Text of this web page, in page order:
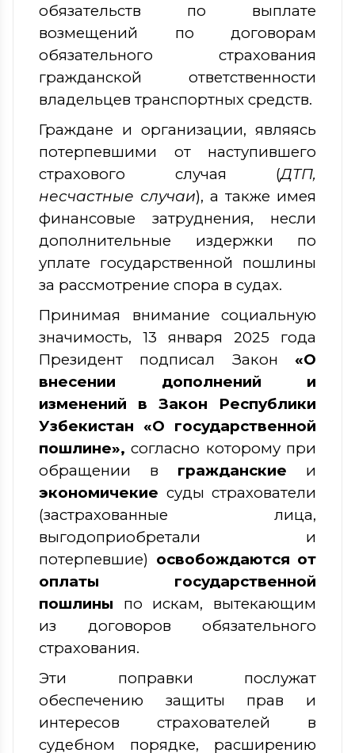
обязательств по выплате
возмещений по договорам
обязательного страхования
гражданской ответственности
владельцев транспортных средств.
Граждане и организации, являясь
потерпевшими от наступившего
страхового случая (ДТП,
несчастные случаи), а также имея
финансовые затруднения, несли
дополнительные издержки по
уплате государственной пошлины
за рассмотрение спора в судах.
Принимая внимание социальную
значимость, 13 января 2025 года
Президент подписал Закон «О
внесении дополнений и
изменений в Закон Республики
Узбекистан «О государственной
пошлине»,согласно которому при
обращении в гражданские и
экономичекие суды страхователи
(застрахованные лица,
выгодоприобретали и
потерпевшие) освобождаются от
оплаты государственной
пошлины по искам, вытекающим
из договоров обязательного
страхования.
Эти поправки послужат
обеспечению защиты прав и
интересов страхователей в
судебном порядке, расширению